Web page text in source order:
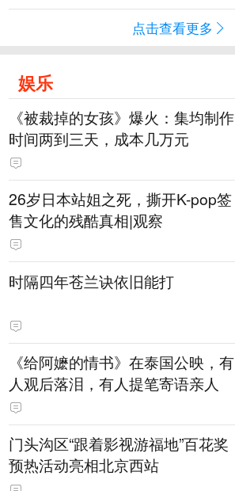
点击查看更多
娱乐
《被裁掉的女孩》爆火：集均制作
时间两到三天，成本几万元
​26岁日本站姐之死，撕开K-pop签
售文化的残酷真相|观察
时隔四年苍兰诀依旧能打
《给阿嬷的情书》在泰国公映，有
人观后落泪，有人提笔寄语亲人
门头沟区“跟着影视游福地”百花奖
预热活动亮相北京西站